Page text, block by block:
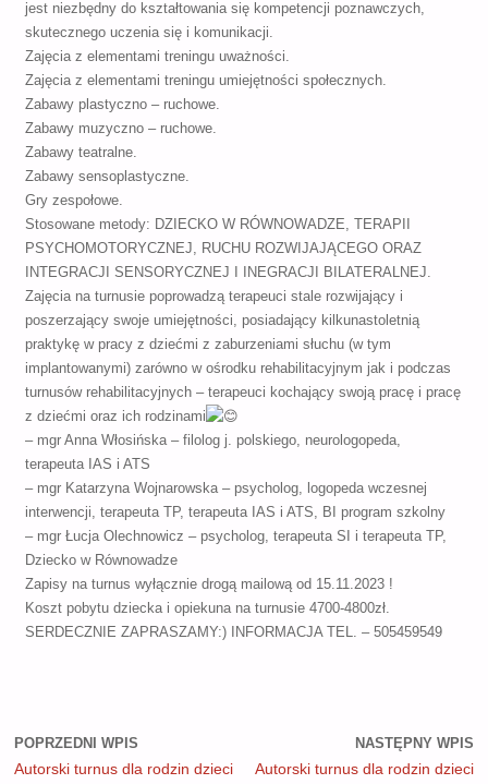
jest niezbędny do kształtowania się kompetencji poznawczych,
skutecznego uczenia się i komunikacji.
Zajęcia z elementami treningu uważności.
Zajęcia z elementami treningu umiejętności społecznych.
Zabawy plastyczno – ruchowe.
Zabawy muzyczno – ruchowe.
Zabawy teatralne.
Zabawy sensoplastyczne.
Gry zespołowe.
Stosowane metody: DZIECKO W RÓWNOWADZE, TERAPII
PSYCHOMOTORYCZNEJ, RUCHU ROZWIJAJĄCEGO ORAZ
INTEGRACJI SENSORYCZNEJ I INEGRACJI BILATERALNEJ.
Zajęcia na turnusie poprowadzą terapeuci stale rozwijający i
poszerzający swoje umiejętności, posiadający kilkunastoletnią
praktykę w pracy z dziećmi z zaburzeniami słuchu (w tym
implantowanymi) zarówno w ośrodku rehabilitacyjnym jak i podczas
turnusów rehabilitacyjnych – terapeuci kochający swoją pracę i pracę
z dziećmi oraz ich rodzinami
– mgr Anna Włosińska – filolog j. polskiego, neurologopeda,
terapeuta IAS i ATS
– mgr Katarzyna Wojnarowska – psycholog, logopeda wczesnej
interwencji, terapeuta TP, terapeuta IAS i ATS, BI program szkolny
– mgr Łucja Olechnowicz – psycholog, terapeuta SI i terapeuta TP,
Dziecko w Równowadze
Zapisy na turnus wyłącznie drogą mailową od 15.11.2023 !
Koszt pobytu dziecka i opiekuna na turnusie 4700-4800zł.
SERDECZNIE ZAPRASZAMY:) INFORMACJA TEL. – 505459549
POPRZEDNI WPIS
Autorski turnus dla rodzin dzieci
NASTĘPNY WPIS
Autorski turnus dla rodzin dzieci